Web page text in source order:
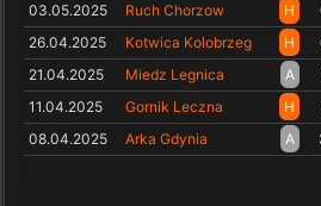
03.05.2025 Ruch Chorzow H
26.04.2025 Kotwica Kolobrzeg H
21.04.2025 Miedz Legnica A
11.04.2025 Gornik Leczna H
08.04.2025 Arka Gdynia A